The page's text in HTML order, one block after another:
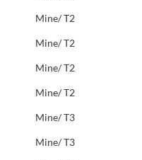
Mine/ T2
Mine/ T2
Mine/ T2
Mine/ T2
Mine/ T3
Mine/ T3